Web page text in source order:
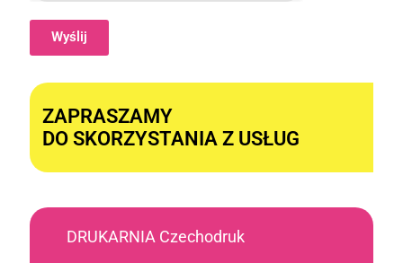
Wyślij
ZAPRASZAMY
DO SKORZYSTANIA Z USŁUG
DRUKARNIA Czechodruk